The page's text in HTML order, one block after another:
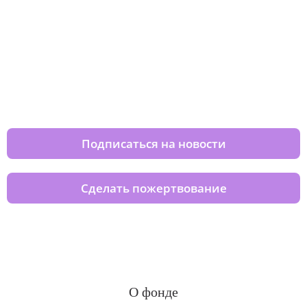
Подписаться на новости
Сделать пожертвование
О фонде